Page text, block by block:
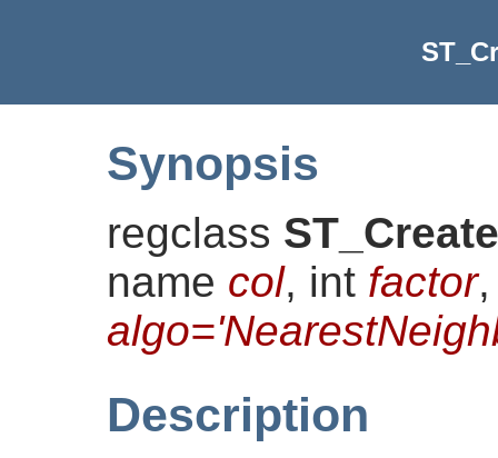
Synopsis
regclass
name col, int factor
Description